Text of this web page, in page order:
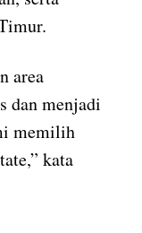
area
dan menjadi
memilih
kata